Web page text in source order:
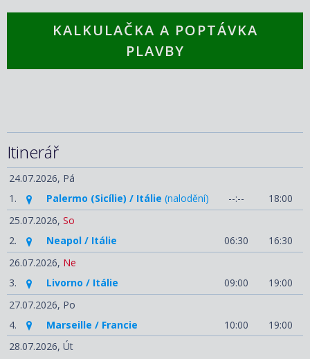
KALKULAČKA A POPTÁVKA
PLAVBY
Itinerář
24.07.2026, Pá
1.
Palermo (Sicílie) / Itálie (nalodění) --:--
18:00
25.07.2026, So
2.
Neapol / Itálie 06:30
16:30
26.07.2026, Ne
3.
Livorno / Itálie 09:00
19:00
27.07.2026, Po
4.
Marseille / Francie 10:00
19:00
28.07.2026, Út